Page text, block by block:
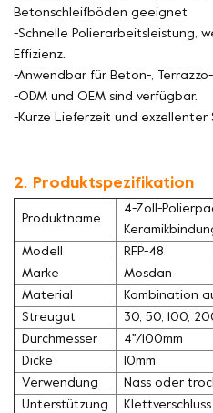
Betonschleifböden geeignet
-Schnelle Polierarbeitsleistung,
Effizienz.
-Anwendbar für Beton-,
-ODM und OEM sind verfügbar.
-Kurze Lieferzeit und exzellenter
2. Produktspezifikation
Produktname
4-Zoll-
Modell
RFP-48
Marke
Mosdan
Material
Kombination
Streugut
30, 50, 100,
Durchmesser
4''/100mm
Dicke
10mm
Verwendung
Nass oder
Unterstützung
Klettverschluss